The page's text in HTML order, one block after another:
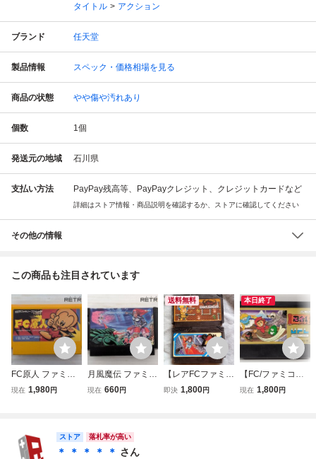
タイトル
アクション
ブランド 任天堂
製品情報 スペック・価格相場を見る
商品の状態 やや傷や汚れあり
個数 1個
発送元の地域 石川県
支払い方法 PayPay残高等、PayPayクレジット、クレジットカードなど
詳細はストア情報・商品説明を確認するか、ストアに確認してください
その他の情報
この商品も注目されています
FC原人 ファミコ
ン FC
現在 1,980円
月風魔伝 ファミコ
ン FC
現在 660円
送料無料
【レアFCファミコ
ン】ナムコ カイ
即決 1,800円
本日終了
【FC/ファミコ
ン】忍者くん 阿
現在 1,800円
ストア 落札率が高い
＊ ＊ ＊ ＊ ＊ さん